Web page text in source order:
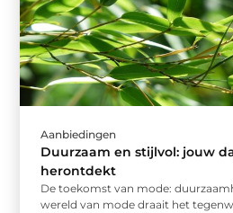
Aanbiedingen
Duurzaam en stijlvol: jouw
herontdekt
De toekomst van mode:
wereld van mode draait het